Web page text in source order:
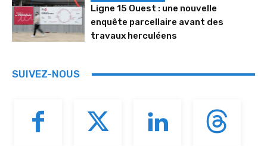
Ligne 15 Ouest : une nouvelle
enquête parcellaire avant des
travaux herculéens
SUIVEZ-NOUS